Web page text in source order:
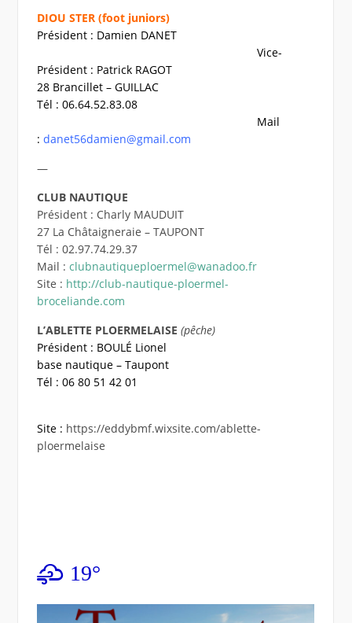
DIOU STER (foot juniors)
Président : Damien DANET
Vice-
Président : Patrick RAGOT
28 Brancillet – GUILLAC
Tél : 06.64.52.83.08
Mail
: danet56damien@gmail.com
—
CLUB NAUTIQUE
Président : Charly MAUDUIT
27 La Châtaigneraie – TAUPONT
Tél : 02.97.74.29.37
Mail : clubnautiqueploermel@wanadoo.fr
Site : http://club-nautique-ploermel-
broceliande.com
L’ABLETTE PLOERMELAISE (pêche)
Président : BOULÉ Lionel
base nautique – Taupont
Tél : 06 80 51 42 01
Site : https://eddybmf.wixsite.com/ablette-
ploermelaise
19°